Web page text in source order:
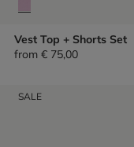
Vest Top + Shorts Set
from € 75,00
SALE